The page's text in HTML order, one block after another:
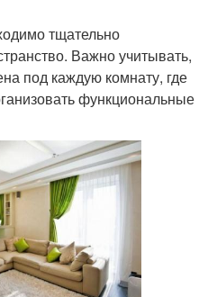
тщательно
Важно учитывать,
под каждую комнату, где
функциональные